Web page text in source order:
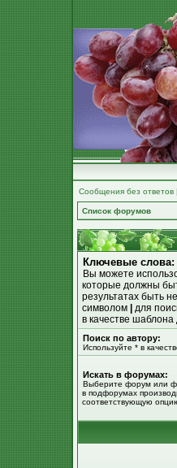
Сообщения без ответов |
Список форумов
Ключевые слова:
Вы можете
которые должны
результатах быть
символом
для
в качестве шаблона
Поиск по автору:
Используйте * в
Искать в форумах:
Выберите форум или
в подфорумах
соответствующую